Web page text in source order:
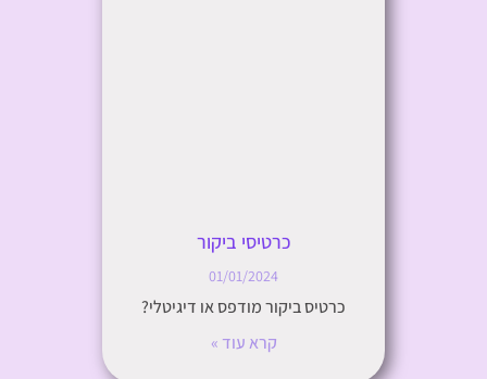
כרטיסי ביקור
01/01/2024
כרטיס ביקור מודפס או דיגיטלי?
קרא עוד »